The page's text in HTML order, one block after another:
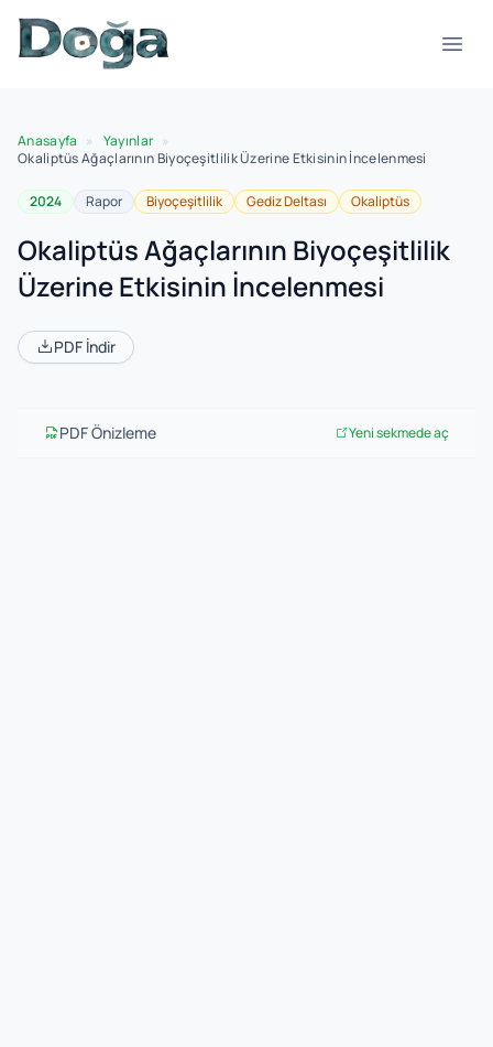
İçeriğe geç
Anasayfa » Yayınlar »
Okaliptüs Ağaçlarının Biyoçeşitlilik Üzerine Etkisinin İncelenmesi
2024 Rapor Biyoçeşitlilik Gediz Deltası Okaliptüs
Okaliptüs Ağaçlarının Biyoçeşitlilik
Üzerine Etkisinin İncelenmesi
PDF İndir
PDF Önizleme Yeni sekmede aç